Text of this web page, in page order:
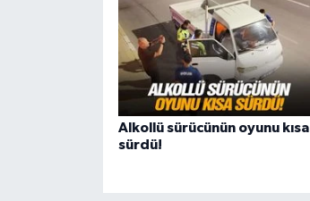
Alkollü sürücünün oyunu kısa
sürdü!